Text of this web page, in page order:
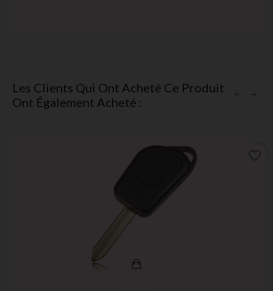
Les Clients Qui Ont Acheté Ce Produit
Ont Également Acheté :